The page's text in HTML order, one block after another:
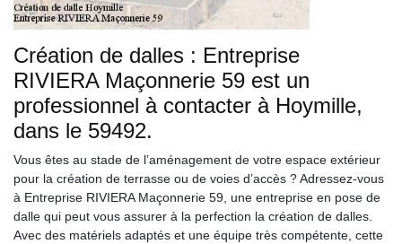
Création de dalles : Entreprise
RIVIERA Maçonnerie 59 est un
professionnel à contacter à Hoymille,
dans le 59492.
Vous êtes au stade de l’aménagement de votre espace extérieur
pour la création de terrasse ou de voies d’accès ? Adressez-vous
à Entreprise RIVIERA Maçonnerie 59, une entreprise en pose de
dalle qui peut vous assurer à la perfection la création de dalles.
Avec des matériels adaptés et une équipe très compétente, cette